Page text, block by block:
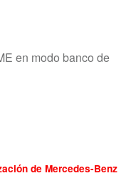
en modo banco de
de Mercedes-Benz